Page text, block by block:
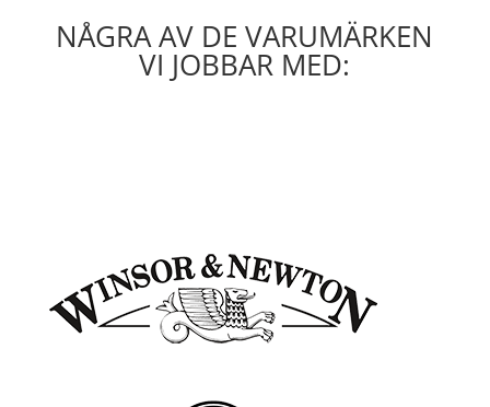
NÅGRA AV DE VARUMÄRKEN
VI JOBBAR MED: